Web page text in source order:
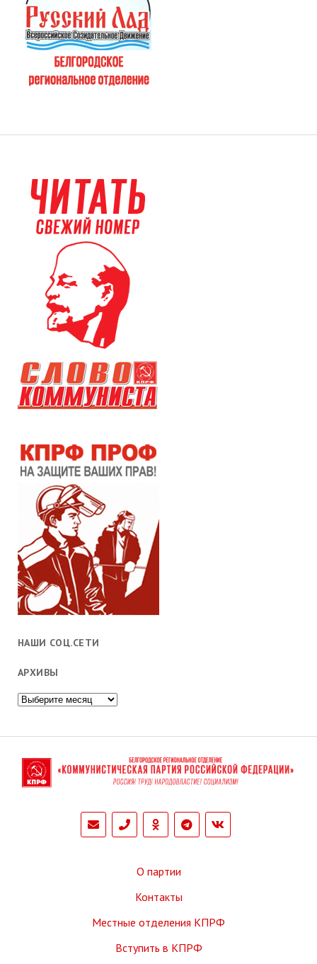
НАШИ СОЦ.СЕТИ
АРХИВЫ
Архивы
phone
О партии
Контакты
Местные отделения КПРФ
Вступить в КПРФ